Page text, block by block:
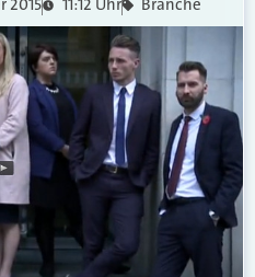
2015 11:12 Uhr Branche